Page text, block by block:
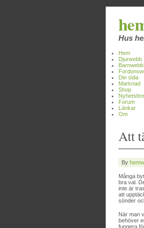
Hus
Hem
Djurwebb
Barnwebb
Din sida
Marknad
Shop
Forum
Länkar
Om
Att
By
Många
bra val.
inte är
att
sönder
När man
behöver
fungera